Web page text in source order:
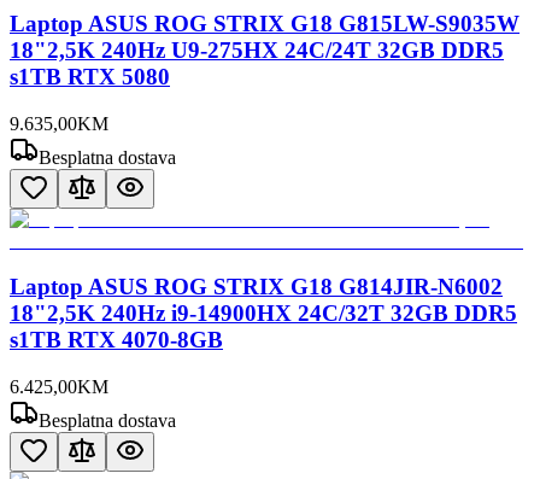
Laptop ASUS ROG STRIX G18 G815LW-S9035W
18"2,5K 240Hz U9-275HX 24C/24T 32GB DDR5
s1TB RTX 5080
9.635,00KM
Besplatna dostava
Laptop ASUS ROG STRIX G18 G814JIR-N6002
18"2,5K 240Hz i9-14900HX 24C/32T 32GB DDR5
s1TB RTX 4070-8GB
6.425,00KM
Besplatna dostava